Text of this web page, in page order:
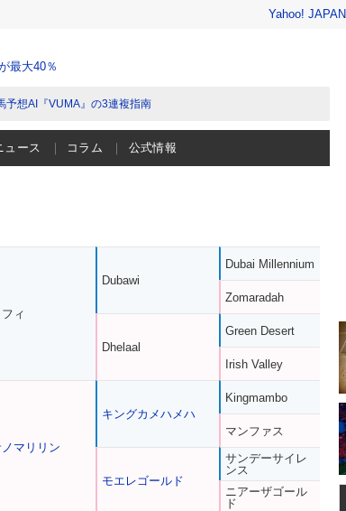
Yahoo! JAPAN
最大40％
予想AI『VUMA』の3連複指南
ュース コラム 公式情報
ィ
マリリン
Dubawi
Dhelaal
キングカメハメハ
モエレゴールド
Dubai Millennium
Zomaradah
Green Desert
Irish Valley
Kingmambo
マンファス
サンデーサイレ
ンス
ニアーザゴール
ド